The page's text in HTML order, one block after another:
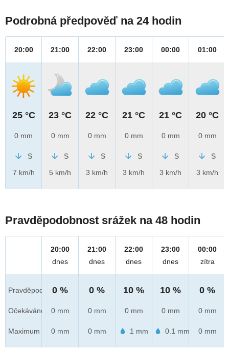
Podrobná předpověď na 24 hodin
20:00
25 °C
0 mm
S
7 km/h
21:00
23 °C
0 mm
S
5 km/h
22:00
22 °C
0 mm
S
3 km/h
23:00
21 °C
0 mm
S
3 km/h
00:00
21 °C
0 mm
S
3 km/h
01:00
20 °C
0 mm
S
3 km/h
Pravděpodobnost srážek na 48 hodin
Pravděpod.
Očekáváno
Maximum
20:00
dnes
0 %
0 mm
0 mm
21:00
dnes
0 %
0 mm
0 mm
22:00
dnes
10 %
0 mm
1 mm
23:00
dnes
10 %
0 mm
0.1 mm
00:00
zítra
0 %
0 mm
0 mm